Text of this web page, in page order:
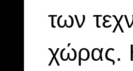
των
χώρας.